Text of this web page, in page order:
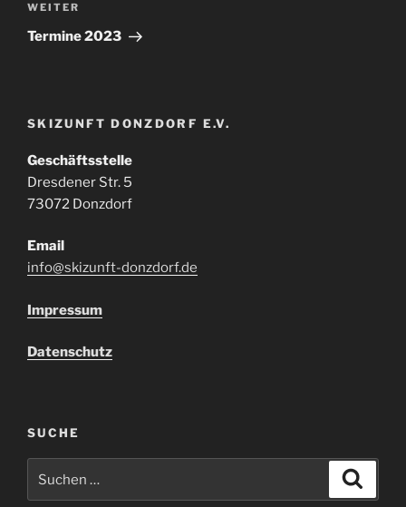
Nächster
Beitrag
WEITER
Termine 2023
SKIZUNFT DONZDORF E.V.
Geschäftsstelle
Dresdener Str. 5
73072 Donzdorf
Email
info@skizunft-donzdorf.de
Impressum
Datenschutz
SUCHE